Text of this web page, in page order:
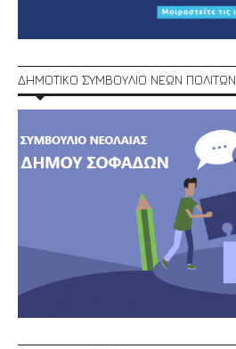
ΔΗΜΟΤΙΚΟ ΣΥΜΒΟΥΛΙΟ ΝΕΩΝ ΠΟΛΙΤΩΝ